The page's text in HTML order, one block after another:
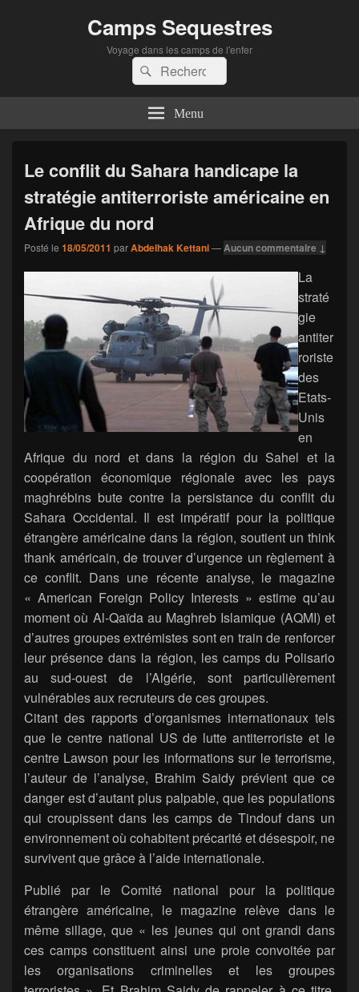
Camps Sequestres
Voyage dans les camps de l'enfer
Recherche :
Rechercher
Menu
Le conflit du Sahara handicape la
stratégie antiterroriste américaine en
Afrique du nord
Posté le 18/05/2011 parAbdelhak Kettani—Aucun commentaire ↓
La
straté
gie
antiter
roriste
des
Etats-
Unis
en
Afrique du nord et dans la région du Sahel et la
coopération économique régionale avec les pays
maghrébins bute contre la persistance du conflit du
Sahara Occidental. Il est impératif pour la politique
étrangère américaine dans la région, soutient un think
thank américain, de trouver d’urgence un règlement à
ce conflit. Dans une récente analyse, le magazine
« American Foreign Policy Interests » estime qu’au
moment où Al-Qaïda au Maghreb Islamique (AQMI) et
d’autres groupes extrémistes sont en train de renforcer
leur présence dans la région, les camps du Polisario
au sud-ouest de l’Algérie, sont particulièrement
vulnérables aux recruteurs de ces groupes.
Citant des rapports d’organismes internationaux tels
que le centre national US de lutte antiterroriste et le
centre Lawson pour les informations sur le terrorisme,
l’auteur de l’analyse, Brahim Saidy prévient que ce
danger est d’autant plus palpable, que les populations
qui croupissent dans les camps de Tindouf dans un
environnement où cohabitent précarité et désespoir, ne
survivent que grâce à l’aide internationale.
Publié par le Comité national pour la politique
étrangère américaine, le magazine relève dans le
même sillage, que « les jeunes qui ont grandi dans
ces camps constituent ainsi une proie convoitée par
les organisations criminelles et les groupes